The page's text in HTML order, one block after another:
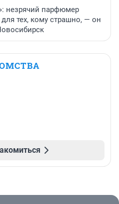
незрячий парфюмер
тех, кому страшно, — он